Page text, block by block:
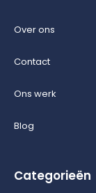
Over ons
Contact
Ons werk
Blog
Categorieën